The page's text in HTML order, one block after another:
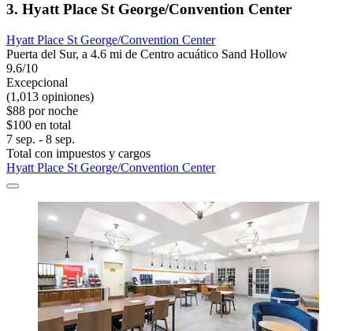
3. Hyatt Place St George/Convention Center
Hyatt Place St George/Convention Center
Puerta del Sur, a 4.6 mi de Centro acuático Sand Hollow
9.6/10
Excepcional
(1,013 opiniones)
$88 por noche
$100 en total
7 sep. - 8 sep.
Total con impuestos y cargos
Hyatt Place St George/Convention Center